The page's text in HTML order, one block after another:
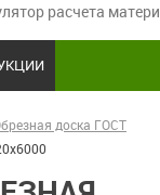
расчета
доска ГОСТ